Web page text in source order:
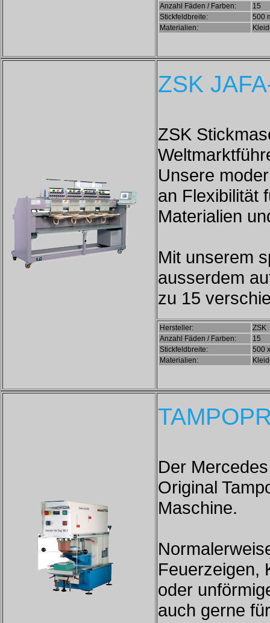
Anzahl Fäden / Farben:
15
Stickfeldbreite:
500
Materialien:
ZSK
ZSK
Unsere
an Flexibilität
Materialien
Mit unserem
ausserdem
zu 15
Hersteller:
ZSK
Anzahl Fäden / Farben:
15
Stickfeldbreite:
500
Materialien:
Der
Original
Maschine.
Feuerzeigen,
oder
auch gerne